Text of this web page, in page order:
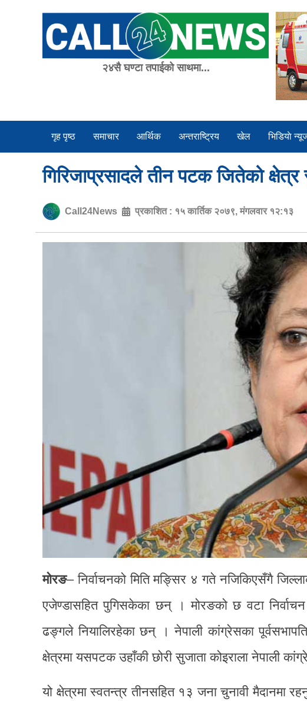
२४सै घण्टा तपाईको साथमा...
गृह पृष्ठ समाचार आर्थिक अन्तराष्ट्रिय खेल भिडियाे
गिरिजाप्रसादले तीन पटक जितेको
Call24News प्रकाशित : १५ कार्तिक २०७९, मंगलवार १२:१३
मोरङ– निर्वाचनको मिति मङ्सिर ४ गते नजिकिएसँगै
एजेण्डासहित पुगिसकेका छन् । मोरङको छ वटा
ढङ्गले नियालिरहेका छन् । नेपाली कांग्रेसका
क्षेत्रमा यसपटक उहाँकी छोरी सुजाता कोइराला नेपाली
यो क्षेत्रमा स्वतन्त्र तीनसहित १३ जना चुनावी मैदानमा